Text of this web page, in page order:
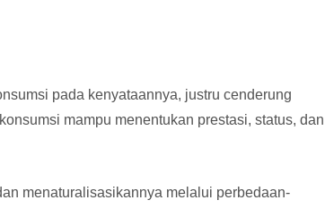
pada kenyataannya, justru cenderung
mampu menentukan prestasi, status, dan
menaturalisasikannya melalui perbedaan-